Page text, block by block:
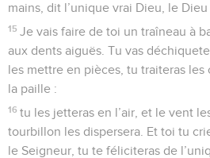
mains, dit l’unique vrai Dieu, le Dieu
15 Je vais faire de toi un traîneau à
aux dents aiguës. Tu vas
les mettre en pièces, tu traiteras
la paille :
16 tu les jetteras en l’air, et le vent
tourbillon les dispersera. Et toi tu
le Seigneur, tu te féliciteras de